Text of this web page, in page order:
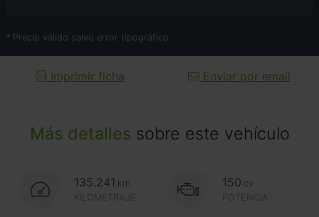
Más detalles sobre este vehículo
135.241 km
KILOMETRAJE
150 cv
POTENCIA
* Precio válido salvo error tipográfico.
Imprimir ficha Enviar por email